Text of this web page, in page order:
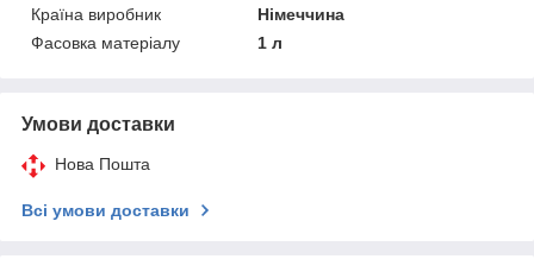
Країна виробник
Німеччина
Фасовка матеріалу
1 л
Умови доставки
Нова Пошта
Всі умови доставки